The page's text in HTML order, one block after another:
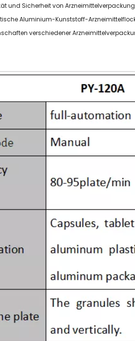
und Sicherheit von
Aluminium-Kunststoff-
verschiedener